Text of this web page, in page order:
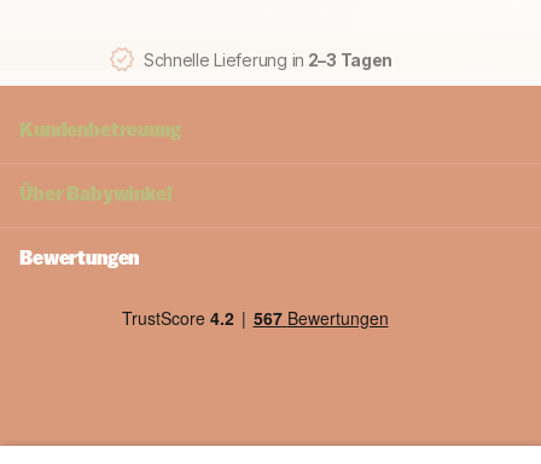
Schnelle Lieferung in 2–3 Tagen
Kundenbetreuung
Über Babywinkel
Bewertungen